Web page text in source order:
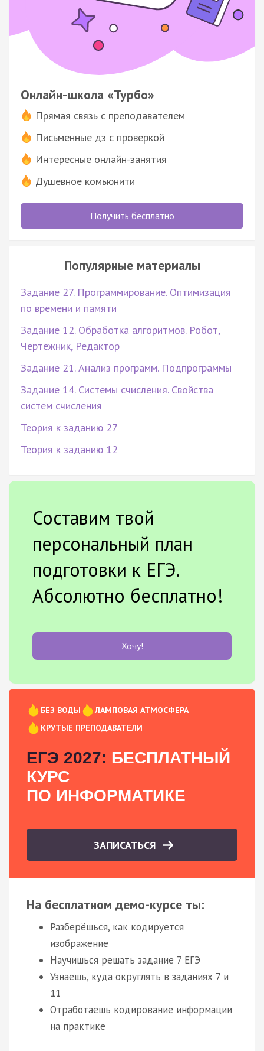
Онлайн-школа «Турбо»
Прямая связь с преподавателем
Письменные дз с проверкой
Интересные онлайн-занятия
Душевное комьюнити
Получить бесплатно
Популярные материалы
Задание 27. Программирование. Оптимизация
по времени и памяти
Задание 12. Обработка алгоритмов. Робот,
Чертёжник, Редактор
Задание 21. Анализ программ. Подпрограммы
Задание 14. Системы счисления. Свойства
систем счисления
Теория к заданию 27
Теория к заданию 12
Составим твой
персональный план
подготовки к ЕГЭ.
Абсолютно бесплатно!
Хочу!
БЕЗ ВОДЫ
ЛАМПОВАЯ АТМОСФЕРА
КРУТЫЕ ПРЕПОДАВАТЕЛИ
ЕГЭ 2027: БЕСПЛАТНЫЙ
КУРС
ПО ИНФОРМАТИКЕ
ЗАПИСАТЬСЯ
На бесплатном демо-курсе ты:
Разберёшься, как кодируется
изображение
Научишься решать задание 7 ЕГЭ
Узнаешь, куда округлять в заданиях 7 и
11
Отработаешь кодирование информации
на практике